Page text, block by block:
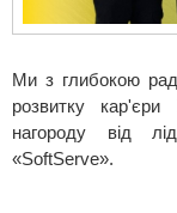
Ми з глибокою
розвитку
нагороду від
«SoftServe».